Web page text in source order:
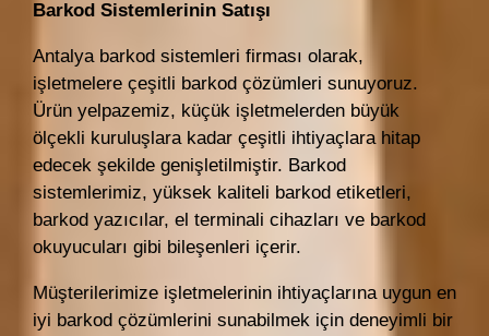
Barkod Sistemlerinin Satışı
Antalya barkod sistemleri firması olarak,
işletmelere çeşitli barkod çözümleri sunuyoruz.
Ürün yelpazemiz, küçük işletmelerden büyük
ölçekli kuruluşlara kadar çeşitli ihtiyaçlara hitap
edecek şekilde genişletilmiştir. Barkod
sistemlerimiz, yüksek kaliteli barkod etiketleri,
barkod yazıcılar, el terminali cihazları ve barkod
okuyucuları gibi bileşenleri içerir.
Müşterilerimize işletmelerinin ihtiyaçlarına uygun en
iyi barkod çözümlerini sunabilmek için deneyimli bir